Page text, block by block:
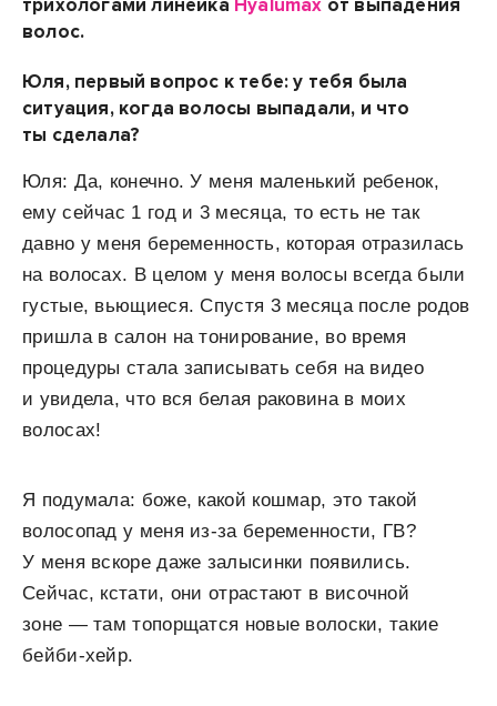
трихологами линейка Hyalumax от выпадения
волос.
Юля, первый вопрос к тебе: у тебя была
ситуация, когда волосы выпадали, и что
ты сделала?
Юля: Да, конечно. У меня маленький ребенок,
ему сейчас 1 год и 3 месяца, то есть не так
давно у меня беременность, которая отразилась
на волосах. В целом у меня волосы всегда были
густые, вьющиеся. Спустя 3 месяца после родов
пришла в салон на тонирование, во время
процедуры стала записывать себя на видео
и увидела, что вся белая раковина в моих
волосах!
Я подумала: боже, какой кошмар, это такой
волосопад у меня из-за беременности, ГВ?
У меня вскоре даже залысинки появились.
Сейчас, кстати, они отрастают в височной
зоне — там топорщатся новые волоски, такие
бейби-хейр.